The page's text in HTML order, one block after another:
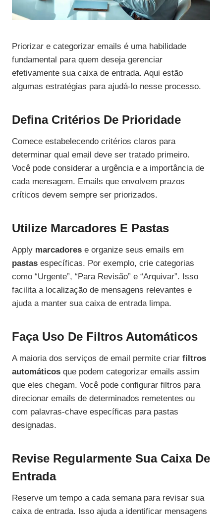
Priorizar e categorizar emails é uma habilidade
fundamental para quem deseja gerenciar
efetivamente sua caixa de entrada. Aqui estão
algumas estratégias para ajudá-lo nesse processo.
Defina Critérios De Prioridade
Comece estabelecendo critérios claros para
determinar qual email deve ser tratado primeiro.
Você pode considerar a urgência e a importância de
cada mensagem. Emails que envolvem prazos
críticos devem sempre ser priorizados.
Utilize Marcadores E Pastas
Apply marcadores e organize seus emails em
pastas específicas. Por exemplo, crie categorias
como “Urgente”, “Para Revisão” e “Arquivar”. Isso
facilita a localização de mensagens relevantes e
ajuda a manter sua caixa de entrada limpa.
Faça Uso De Filtros Automáticos
A maioria dos serviços de email permite criar filtros
automáticos que podem categorizar emails assim
que eles chegam. Você pode configurar filtros para
direcionar emails de determinados remetentes ou
com palavras-chave específicas para pastas
designadas.
Revise Regularmente Sua Caixa De
Entrada
Reserve um tempo a cada semana para revisar sua
caixa de entrada. Isso ajuda a identificar mensagens